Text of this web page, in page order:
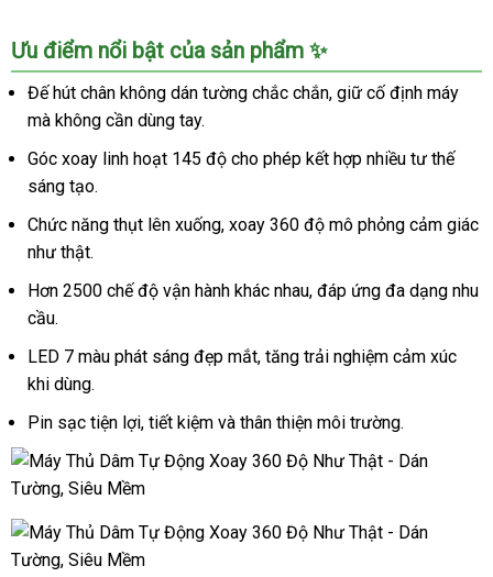
Ưu điểm nổi bật của sản phẩm ✨
Đế hút chân không dán tường chắc chắn, giữ cố định máy
mà không cần dùng tay.
Góc xoay linh hoạt 145 độ cho phép kết hợp nhiều tư thế
sáng tạo.
Chức năng thụt lên xuống, xoay 360 độ mô phỏng cảm giác
như thật.
Hơn 2500 chế độ vận hành khác nhau, đáp ứng đa dạng nhu
cầu.
LED 7 màu phát sáng đẹp mắt, tăng trải nghiệm cảm xúc
khi dùng.
Pin sạc tiện lợi, tiết kiệm và thân thiện môi trường.